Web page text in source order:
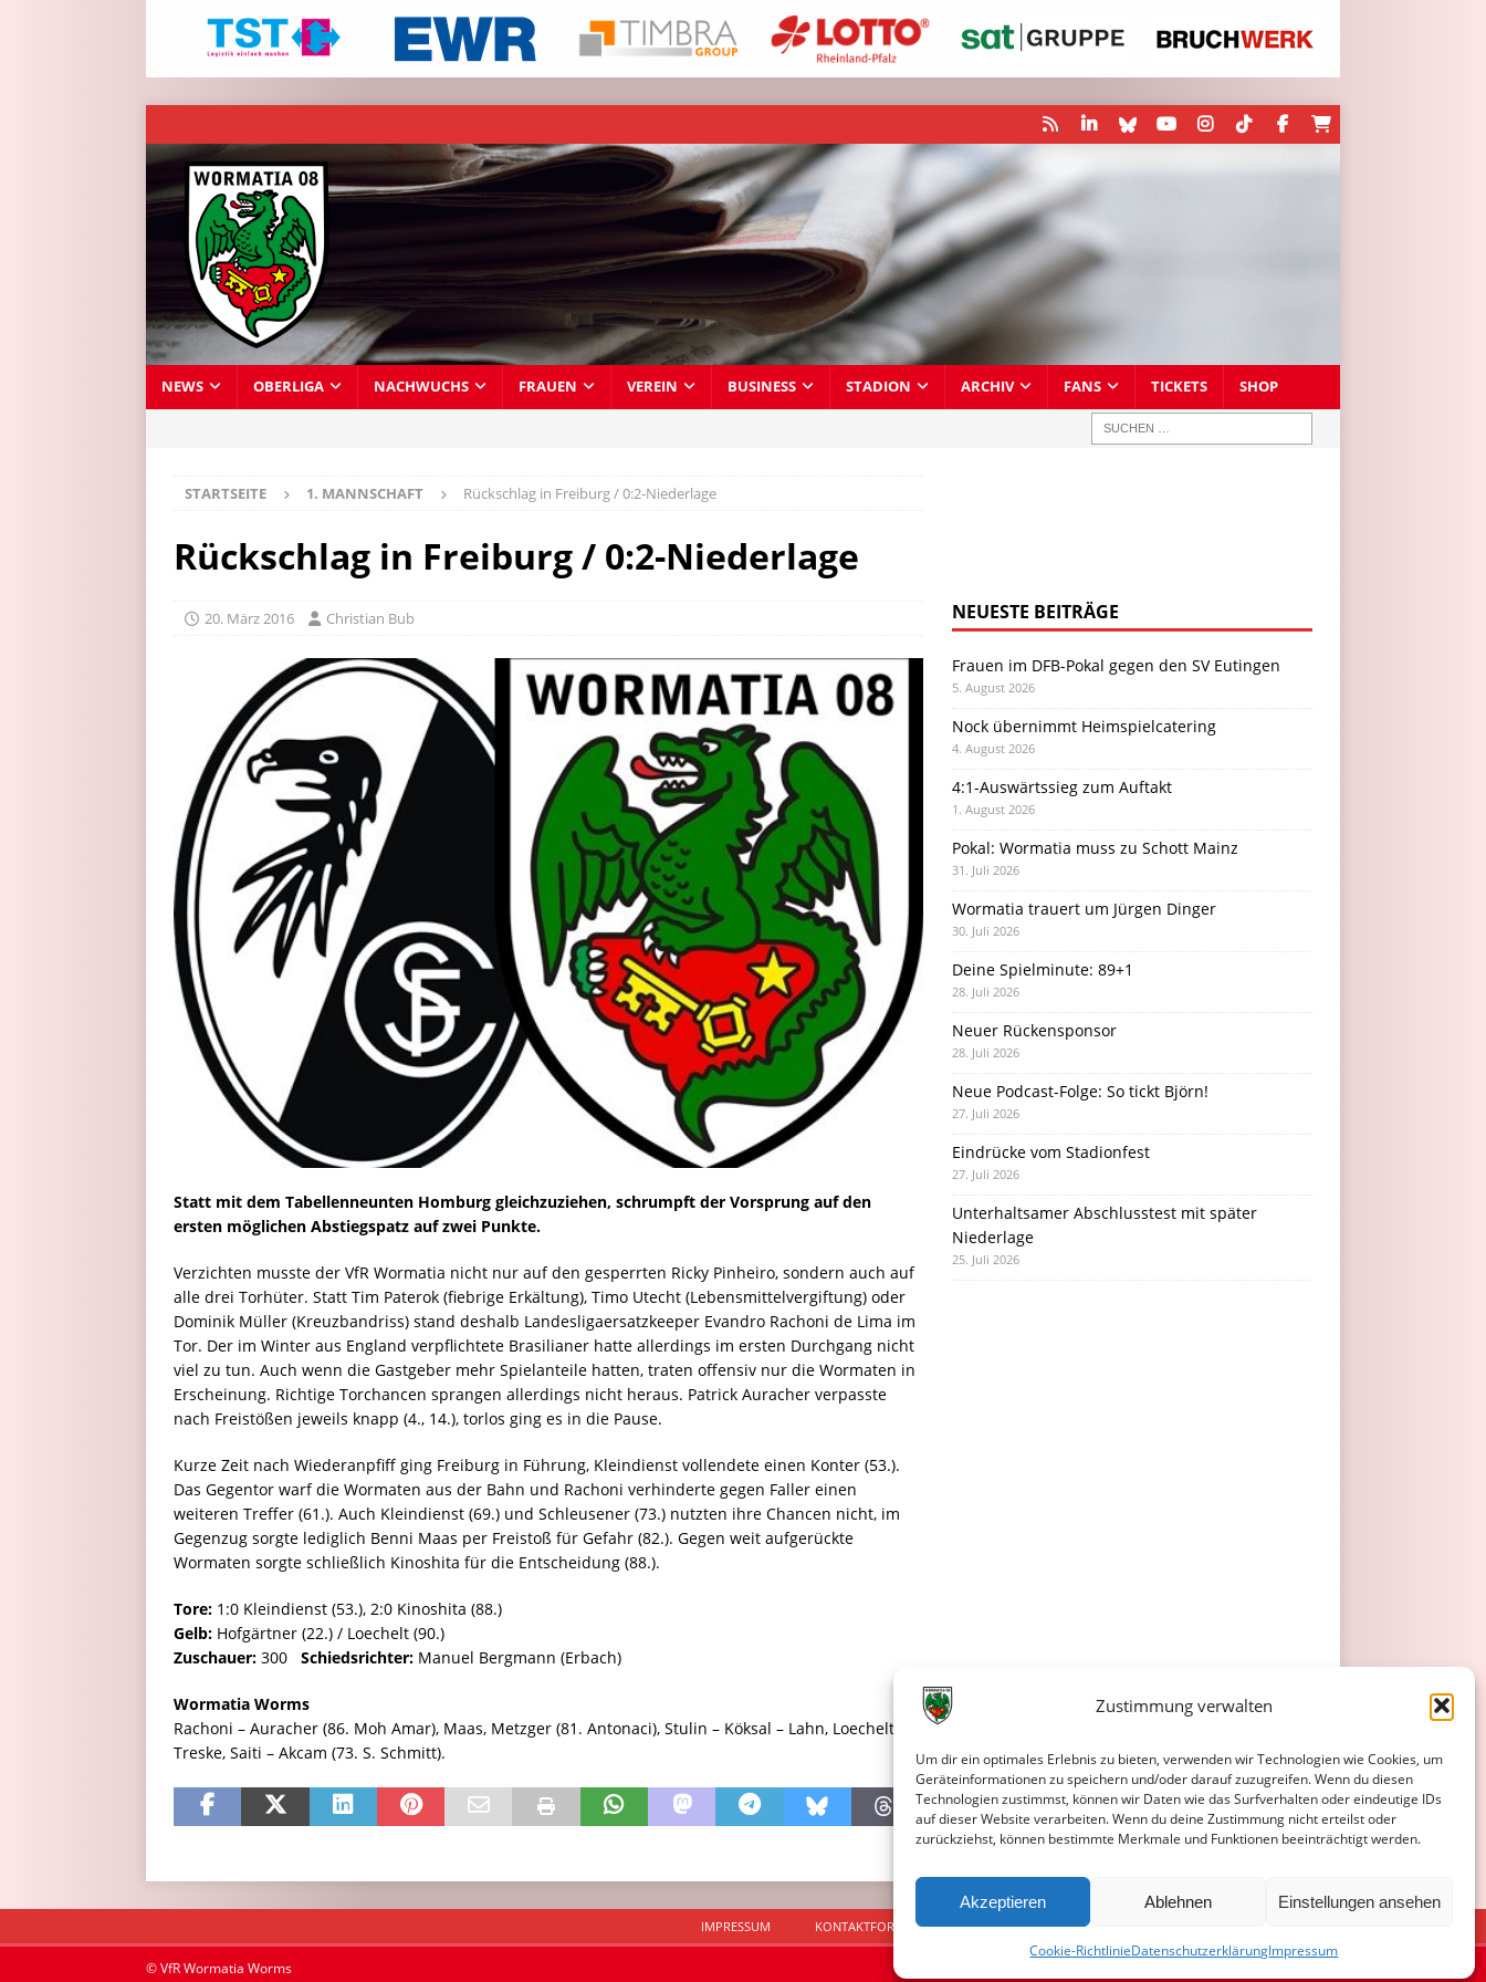
Zustimmung verwalten
Um dir ein optimales Erlebnis zu bieten, verwenden wir Technologien wie Cookies, um
Geräteinformationen zu speichern und/oder darauf zuzugreifen. Wenn du diesen
Technologien zustimmst, können wir Daten wie das Surfverhalten oder eindeutige IDs
auf dieser Website verarbeiten. Wenn du deine Zustimmung nicht erteilst oder
zurückziehst, können bestimmte Merkmale und Funktionen beeinträchtigt werden.
Akzeptieren Ablehnen Einstellungen ansehen
Cookie-RichtlinieDatenschutzerklärungImpressum
NEWS OBERLIGA NACHWUCHS FRAUEN VEREIN BUSINESS STADION ARCHIV FANS TICKETS SHOP
STARTSEITE 1. MANNSCHAFT Rückschlag in Freiburg / 0:2-Niederlage
Rückschlag in Freiburg / 0:2-Niederlage
20. März 2016 Christian Bub
Statt mit dem Tabellenneunten Homburg gleichzuziehen, schrumpft der Vorsprung auf den
ersten möglichen Abstiegspatz auf zwei Punkte.
Verzichten musste der VfR Wormatia nicht nur auf den gesperrten Ricky Pinheiro, sondern auch auf
alle drei Torhüter. Statt Tim Paterok (fiebrige Erkältung), Timo Utecht (Lebensmittelvergiftung) oder
Dominik Müller (Kreuzbandriss) stand deshalb Landesligaersatzkeeper Evandro Rachoni de Lima im
Tor. Der im Winter aus England verpflichtete Brasilianer hatte allerdings im ersten Durchgang nicht
viel zu tun. Auch wenn die Gastgeber mehr Spielanteile hatten, traten offensiv nur die Wormaten in
Erscheinung. Richtige Torchancen sprangen allerdings nicht heraus. Patrick Auracher verpasste
nach Freistößen jeweils knapp (4., 14.), torlos ging es in die Pause.
Kurze Zeit nach Wiederanpfiff ging Freiburg in Führung, Kleindienst vollendete einen Konter (53.).
Das Gegentor warf die Wormaten aus der Bahn und Rachoni verhinderte gegen Faller einen
weiteren Treffer (61.). Auch Kleindienst (69.) und Schleusener (73.) nutzten ihre Chancen nicht, im
Gegenzug sorgte lediglich Benni Maas per Freistoß für Gefahr (82.). Gegen weit aufgerückte
Wormaten sorgte schließlich Kinoshita für die Entscheidung (88.).
Tore: 1:0 Kleindienst (53.), 2:0 Kinoshita (88.)
Gelb: Hofgärtner (22.) / Loechelt (90.)
Zuschauer: 300 Schiedsrichter: Manuel Bergmann (Erbach)
Wormatia Worms
Rachoni – Auracher (86. Moh Amar), Maas, Metzger (81. Antonaci), Stulin – Köksal – Lahn, Loechelt,
Treske, Saiti – Akcam (73. S. Schmitt).
NEUESTE BEITRÄGE
Frauen im DFB-Pokal gegen den SV Eutingen
5. August 2026
Nock übernimmt Heimspielcatering
4. August 2026
4:1-Auswärtssieg zum Auftakt
1. August 2026
Pokal: Wormatia muss zu Schott Mainz
31. Juli 2026
Wormatia trauert um Jürgen Dinger
30. Juli 2026
Deine Spielminute: 89+1
28. Juli 2026
Neuer Rückensponsor
28. Juli 2026
Neue Podcast-Folge: So tickt Björn!
27. Juli 2026
Eindrücke vom Stadionfest
27. Juli 2026
Unterhaltsamer Abschlusstest mit später
Niederlage
25. Juli 2026
IMPRESSUM KONTAKTFORMULAR DATENSCHUTZERKLÄRUNG
© VfR Wormatia Worms